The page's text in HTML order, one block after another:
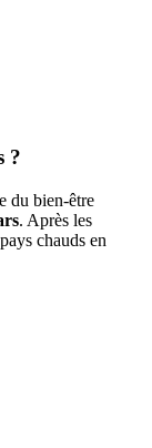
?
du bien-être
. Après les
chauds en